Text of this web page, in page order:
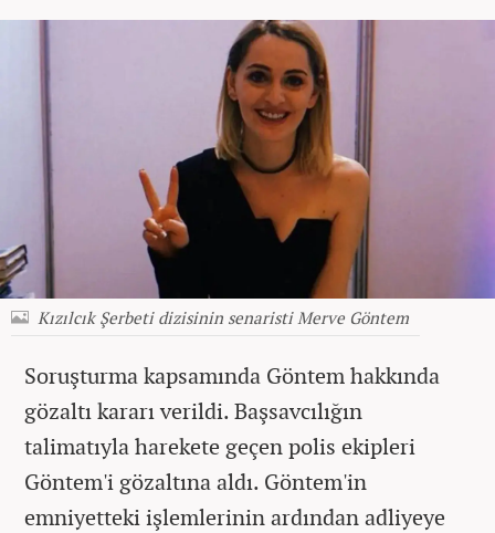
Kızılcık Şerbeti dizisinin senaristi Merve Göntem
Soruşturma kapsamında Göntem hakkında
gözaltı kararı verildi. Başsavcılığın
talimatıyla harekete geçen polis ekipleri
Göntem'i gözaltına aldı. Göntem'in
emniyetteki işlemlerinin ardından adliyeye